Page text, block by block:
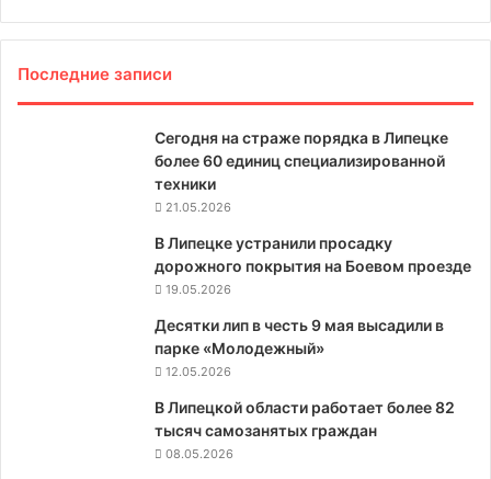
Последние записи
Сегодня на страже порядка в Липецке
более 60 единиц специализированной
техники
21.05.2026
В Липецке устранили просадку
дорожного покрытия на Боевом проезде
19.05.2026
Десятки лип в честь 9 мая высадили в
парке «Молодежный»
12.05.2026
В Липецкой области работает более 82
тысяч самозанятых граждан
08.05.2026